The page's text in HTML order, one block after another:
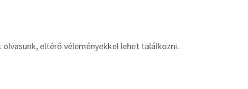
eltérő véleményekkel lehet találkozni.